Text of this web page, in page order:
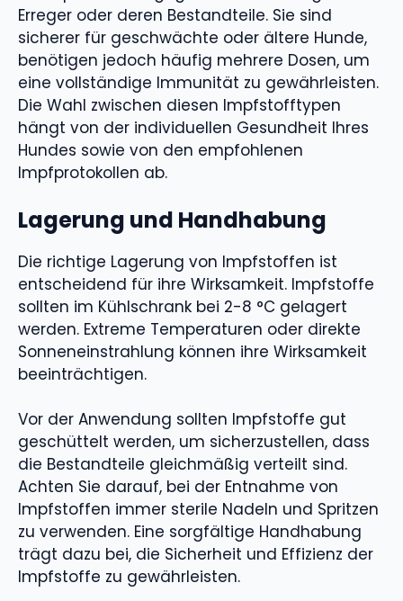
Erreger oder deren Bestandteile. Sie sind
sicherer für geschwächte oder ältere Hunde,
benötigen jedoch häufig mehrere Dosen, um
eine vollständige Immunität zu gewährleisten.
Die Wahl zwischen diesen Impfstofftypen
hängt von der individuellen Gesundheit Ihres
Hundes sowie von den empfohlenen
Impfprotokollen ab.
Lagerung und Handhabung
Die richtige Lagerung von Impfstoffen ist
entscheidend für ihre Wirksamkeit. Impfstoffe
sollten im Kühlschrank bei 2-8 °C gelagert
werden. Extreme Temperaturen oder direkte
Sonneneinstrahlung können ihre Wirksamkeit
beeinträchtigen.
Vor der Anwendung sollten Impfstoffe gut
geschüttelt werden, um sicherzustellen, dass
die Bestandteile gleichmäßig verteilt sind.
Achten Sie darauf, bei der Entnahme von
Impfstoffen immer sterile Nadeln und Spritzen
zu verwenden. Eine sorgfältige Handhabung
trägt dazu bei, die Sicherheit und Effizienz der
Impfstoffe zu gewährleisten.